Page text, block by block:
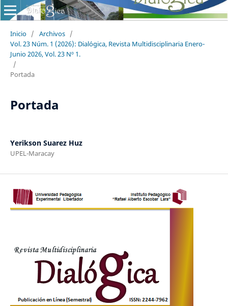
Inicio / Archivos /
Vol. 23 Núm. 1 (2026): Dialógica, Revista Multidisciplinaria Enero-
Junio 2026, Vol. 23 Nº 1.
/
Portada
Portada
Yerikson Suarez Huz
UPEL-Maracay